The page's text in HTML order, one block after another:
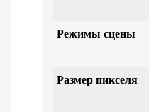
Режимы сцены
Размер пикселя